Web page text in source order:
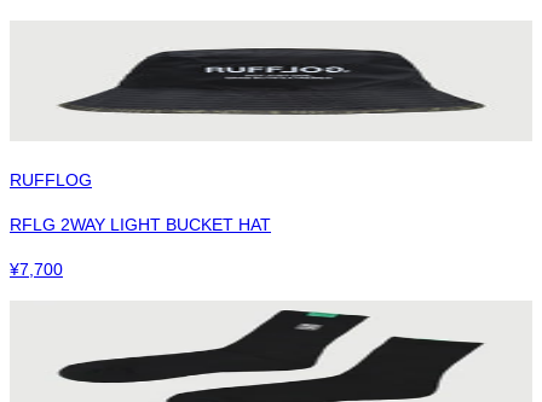
RUFFLOG
RFLG 2WAY LIGHT BUCKET HAT
¥7,700